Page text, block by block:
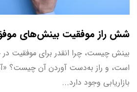
شش راز موفقیت بینش‌های
بینش چیست، چرا انقدر برای موفقیت در
است، و راز به‌دست آوردن آن چیست؟
بازاریابی وجود دارد...